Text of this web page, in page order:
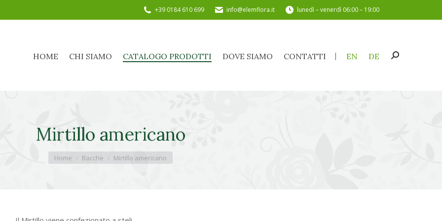
+39 0184 610 699 info@elemflora.it lunedì – venerdì 06:00 – 19:00
HOME CHI SIAMO CATALOGO PRODOTTI DOVE SIAMO CONTATTI EN DE Cerca:
Mirtillo americano
Tu sei qui:
Home Bacche Mirtillo americano
HOME CHI SIAMO CATALOGO PRODOTTI DOVE SIAMO CONTATTI EN DE